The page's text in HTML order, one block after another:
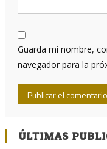
Guarda mi nombre,
navegador para la
ÚLTIMAS